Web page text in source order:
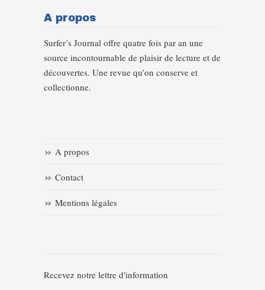
A propos
Surfer’s Journal offre quatre fois par an une
source incontournable de plaisir de lecture et de
découvertes. Une revue qu’on conserve et
collectionne.
A propos
Contact
Mentions légales
Recevez notre lettre d'information